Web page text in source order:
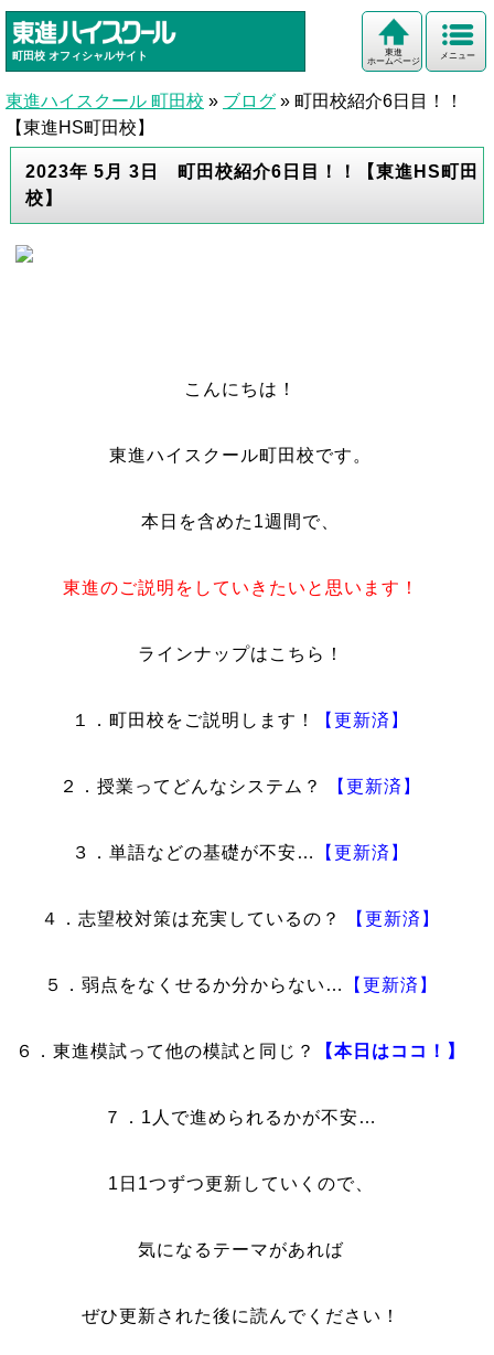
町田校 オフィシャルサイト メニュー
東進
ホームページ
東進ハイスクール 町田校 » ブログ » 町田校紹介6日目！！
【東進HS町田校】
2023年 5月 3日 町田校紹介6日目！！【東進HS町田
校】
こんにちは！
東進ハイスクール町田校です。
本日を含めた1週間で、
東進のご説明をしていきたいと思います！
ラインナップはこちら！
１．町田校をご説明します！ 【更新済】
２．授業ってどんなシステム？ 【更新済】
３．単語などの基礎が不安… 【更新済】
４．志望校対策は充実しているの？ 【更新済】
５．弱点をなくせるか分からない… 【更新済】
６．東進模試って他の模試と同じ？ 【本日はココ！】
７．1人で進められるかが不安…
1日1つずつ更新していくので、
気になるテーマがあれば
ぜひ更新された後に読んでください！